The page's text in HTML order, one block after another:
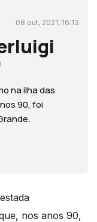
08 out, 2021, 16:13
na ilha das
90, foi
nos anos 90,